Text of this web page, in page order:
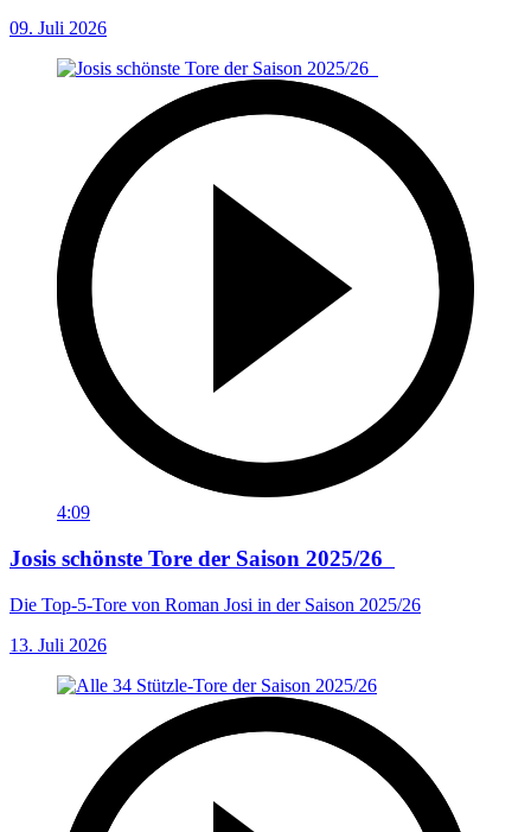
09. Juli 2026
4:09
Josis schönste Tore der Saison 2025/26
Die Top-5-Tore von Roman Josi in der Saison 2025/26
13. Juli 2026